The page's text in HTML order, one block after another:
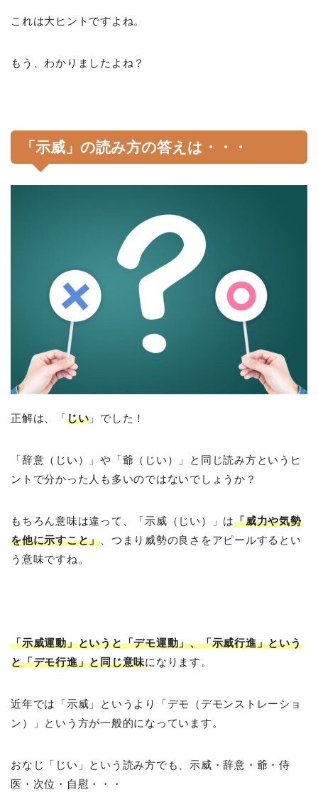
これは大ヒントですよね。
もう、わかりましたよね？
「示威」の読み方の答えは・・・
正解は、「じい 」でした！
「辞意（じい）」や「爺（じい）」と同じ読み方というヒ
ントで分かった人も多いのではないでしょうか？
もちろん意味は違って、「示威（じい）」は「威力や気勢
を他に示すこと」 、つまり威勢の良さをアピールするとい
う意味ですね。
「示威運動」というと「デモ運動」、「示威行進」という
と「デモ行進」と同じ意味になります。
近年では「示威」というより「デモ（デモンストレーショ
ン）」という方が一般的になっています。
おなじ「じい」という読み方でも、示威・辞意・爺・侍
医・次位・自慰・・・